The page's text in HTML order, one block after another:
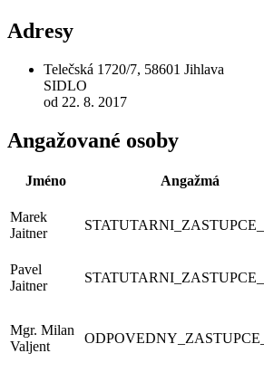
Adresy
Telečská 1720/7, 58601 Jihlava
SIDLO
od 22. 8. 2017
Angažované osoby
Jméno Angažmá
Marek
Jaitner
Pavel
Jaitner
Mgr. Milan
Valjent